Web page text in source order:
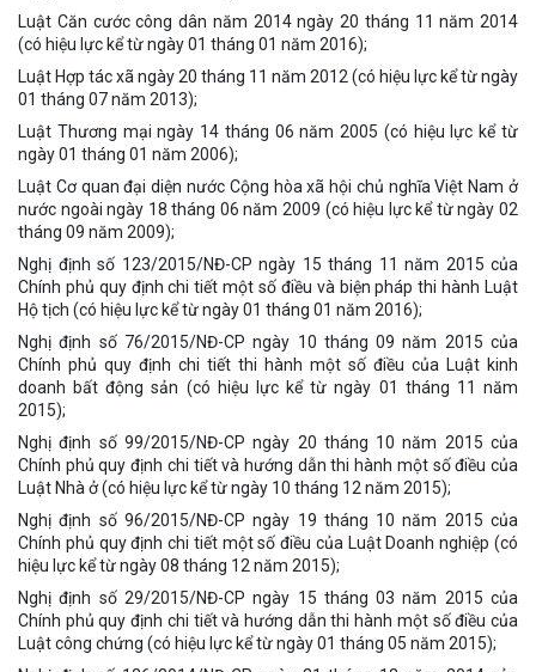
Luật Căn cước công dân năm 2014 ngày 20 tháng 11 năm 2014
(có hiệu lực kể từ ngày 01 tháng 01 năm 2016);
Luật Hợp tác xã ngày 20 tháng 11 năm 2012 (có hiệu lực kể từ ngày
01 tháng 07 năm 2013);
Luật Thương mại ngày 14 tháng 06 năm 2005 (có hiệu lực kể từ
ngày 01 tháng 01 năm 2006);
Luật Cơ quan đại diện nước Cộng hòa xã hội chủ nghĩa Việt Nam ở
nước ngoài ngày 18 tháng 06 năm 2009 (có hiệu lực kể từ ngày 02
tháng 09 năm 2009);
Nghị định số 123/2015/NĐ-CP ngày 15 tháng 11 năm 2015 của
Chính phủ quy định chi tiết một số điều và biện pháp thi hành Luật
Hộ tịch (có hiệu lực kể từ ngày 01 tháng 01 năm 2016);
Nghị định số 76/2015/NĐ-CP ngày 10 tháng 09 năm 2015 của
Chính phủ quy định chi tiết thi hành một số điều của Luật kinh
doanh bất động sản (có hiệu lực kể từ ngày 01 tháng 11 năm
2015);
Nghị định số 99/2015/NĐ-CP ngày 20 tháng 10 năm 2015 của
Chính phủ quy định chi tiết và hướng dẫn thi hành một số điều của
Luật Nhà ở (có hiệu lực kể từ ngày 10 tháng 12 năm 2015);
Nghị định số 96/2015/NĐ-CP ngày 19 tháng 10 năm 2015 của
Chính phủ quy định chi tiết một số điều của Luật Doanh nghiệp (có
hiệu lực kể từ ngày 08 tháng 12 năm 2015);
Nghị định số 29/2015/NĐ-CP ngày 15 tháng 03 năm 2015 của
Chính phủ quy định chi tiết và hướng dẫn thi hành một số điều của
Luật công chứng (có hiệu lực kể từ ngày 01 tháng 05 năm 2015);